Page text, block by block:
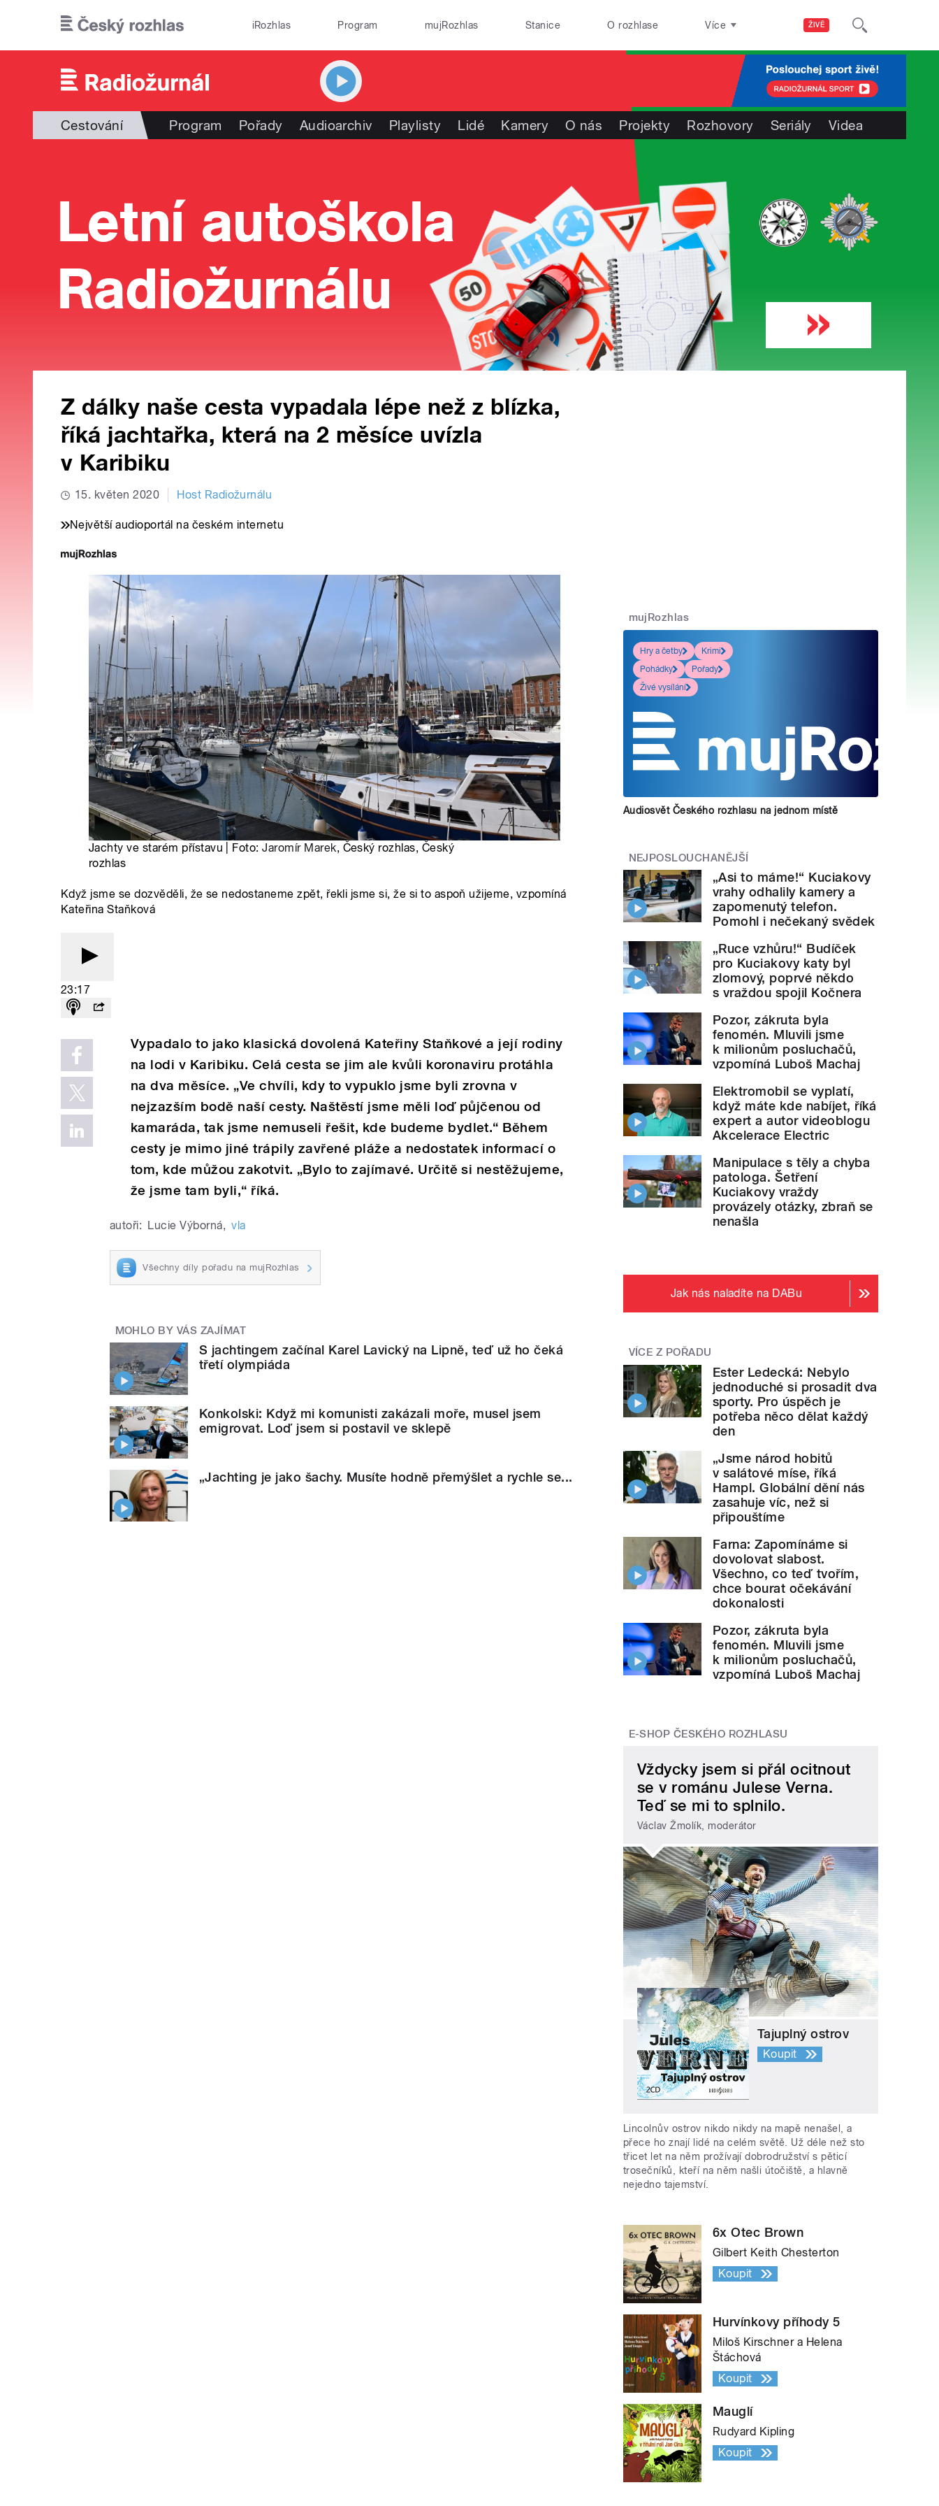
ŽIVĚ
iRozhlas Program mujRozhlas Stanice O rozhlase Více
Cestování Program Pořady Audioarchiv Playlisty Lidé Kamery O nás Projekty Rozhovory Seriály Videa
Z dálky naše cesta vypadala lépe než z blízka,
říká jachtařka, která na 2 měsíce uvízla
v Karibiku
15. květen 2020 Host Radiožurnálu
Největší audioportál na českém internetu
Jachty ve starém přístavu | Foto:Jaromír Marek, Český rozhlas, Český
rozhlas
Když jsme se dozvěděli, že se nedostaneme zpět, řekli jsme si, že si to aspoň užijeme, vzpomíná
Kateřina Staňková
23:17
Vypadalo to jako klasická dovolená Kateřiny Staňkové a její rodiny
na lodi v Karibiku. Celá cesta se jim ale kvůli koronaviru protáhla
na dva měsíce. „Ve chvíli, kdy to vypuklo jsme byli zrovna v
nejzazším bodě naší cesty. Naštěstí jsme měli loď půjčenou od
kamaráda, tak jsme nemuseli řešit, kde budeme bydlet.“ Během
cesty je mimo jiné trápily zavřené pláže a nedostatek informací o
tom, kde můžou zakotvit. „Bylo to zajímavé. Určitě si nestěžujeme,
že jsme tam byli,“ říká.
autoři: Lucie Výborná, vla
Všechny díly pořadu na mujRozhlas
MOHLO BY VÁS ZAJÍMAT
S jachtingem začínal Karel Lavický na Lipně, teď už ho čeká
třetí olympiáda
Konkolski: Když mi komunisti zakázali moře, musel jsem
emigrovat. Loď jsem si postavil ve sklepě
„Jachting je jako šachy. Musíte hodně přemýšlet a rychle se...
mujRozhlas
Hry a četby
Krimi
Pohádky
Pořady
Živé vysílání
Audiosvět Českého rozhlasu na jednom místě
NEJPOSLOUCHANĚJŠÍ
„Asi to máme!“ Kuciakovy
vrahy odhalily kamery a
zapomenutý telefon.
Pomohl i nečekaný svědek
„Ruce vzhůru!“ Budíček
pro Kuciakovy katy byl
zlomový, poprvé někdo
s vraždou spojil Kočnera
Pozor, zákruta byla
fenomén. Mluvili jsme
k milionům posluchačů,
vzpomíná Luboš Machaj
Elektromobil se vyplatí,
když máte kde nabíjet, říká
expert a autor videoblogu
Akcelerace Electric
Manipulace s těly a chyba
patologa. Šetření
Kuciakovy vraždy
provázely otázky, zbraň se
nenašla
Jak nás naladíte na DABu
VÍCE Z POŘADU
Ester Ledecká: Nebylo
jednoduché si prosadit dva
sporty. Pro úspěch je
potřeba něco dělat každý
den
„Jsme národ hobitů
v salátové míse, říká
Hampl. Globální dění nás
zasahuje víc, než si
připouštíme
Farna: Zapomínáme si
dovolovat slabost.
Všechno, co teď tvořím,
chce bourat očekávání
dokonalosti
Pozor, zákruta byla
fenomén. Mluvili jsme
k milionům posluchačů,
vzpomíná Luboš Machaj
E-SHOP ČESKÉHO ROZHLASU
Vždycky jsem si přál ocitnout
se v románu Julese Verna.
Teď se mi to splnilo.
Václav Žmolík, moderátor
Tajuplný ostrov
Koupit
Lincolnův ostrov nikdo nikdy na mapě nenašel, a
přece ho znají lidé na celém světě. Už déle než sto
třicet let na něm prožívají dobrodružství s pěticí
trosečníků, kteří na něm našli útočiště, a hlavně
nejedno tajemství.
6x Otec Brown
Gilbert Keith Chesterton
Koupit
Hurvínkovy příhody 5
Miloš Kirschner a Helena
Štáchová
Koupit
Mauglí
Rudyard Kipling
Koupit